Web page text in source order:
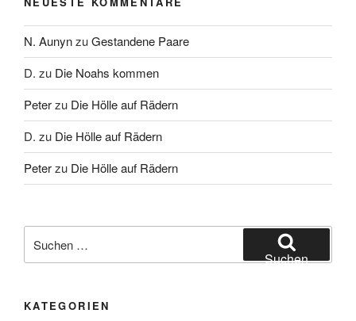
N. AunynzuGestandene Paare
D. zu Die Noahs kommen
Peterzu Die Hölle auf Rädern
D. zu Die Hölle auf Rädern
Peterzu Die Hölle auf Rädern
nach:
Suchen
KATEGORIEN